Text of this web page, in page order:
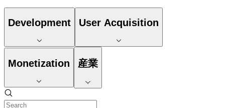
Development User Acquisition
Monetization 産業